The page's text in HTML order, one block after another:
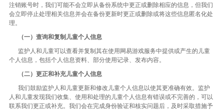
注销账号时，我们可能不会立即从备份系统中更正或删除相应的信息，但我们
会立即停止处理相关信息并会在备份更新时更正或删除或将这些信息匿名化处
理。
（一）查询和复制儿童个人信息
监护人和儿童可以查看并复制其在使用网易游戏服务中提供或产生的儿童
个人信息，包括个人信息资料、部分使用记录、发布内容。
（二）更正和补充儿童个人信息
我们鼓励监护人和儿童更新和修改儿童个人信息以使其更准确有效。监护
人和儿童发现我们收集、使用和处理的儿童个人信息有错误或不完善的，可以
联系我们更正或补充。我们会在完成身份验证和核实问题后，及时采取措施予